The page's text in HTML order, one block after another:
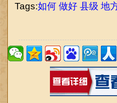
Tags:如何 做好 县级 地